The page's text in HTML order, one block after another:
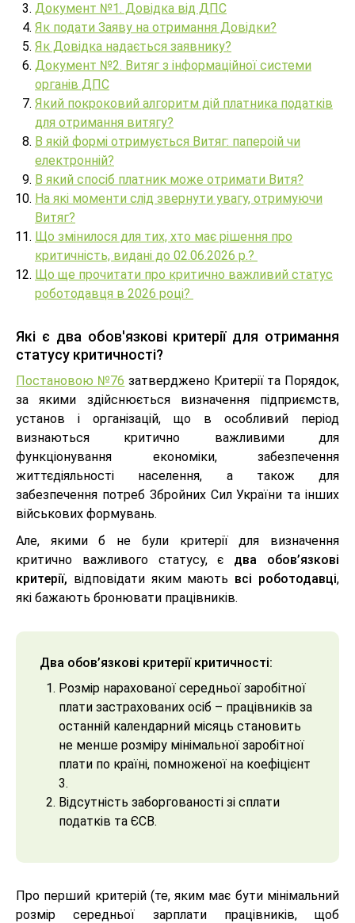
Документ №1. Довідка від ДПС
Як подати Заяву на отримання Довідки?
Як Довідка надається заявнику?
Документ №2. Витяг з інформаційної системи
органів ДПС
Який покроковий алгоритм дій платника податків
для отримання витягу?
В якій формі отримується Витяг: папероій чи
електронній?
В який спосіб платник може отримати Витя?
На які моменти слід звернути увагу, отримуючи
Витяг?
Що змінилося для тих, хто має рішення про
критичність, видані до 02.06.2026 р.?
Що ще прочитати про критично важливий статус
роботодавця в 2026 році?
Які є два обов'язкові критерії для отримання
статусу критичності?
Постановою №76 затверджено Критерії та Порядок,
за якими здійснюється визначення підприємств,
установ і організацій, що в особливий період
визнаються критично важливими для
функціонування економіки, забезпечення
життєдіяльності населення, а також для
забезпечення потреб Збройних Сил України та інших
військових формувань.
Але, якими б не були критерії для визначення
критично важливого статусу, є два обов’язкові
критерії, відповідати яким мають всі роботодавці,
які бажають бронювати працівників.
Два обов’язкові критерії критичності:
Розмір нарахованої середньої заробітної
плати застрахованих осіб – працівників за
останній календарний місяць становить
не менше розміру мінімальної заробітної
плати по країні, помноженої на коефіцієнт
3.
Відсутність заборгованості зі сплати
податків та ЄСВ.
Про перший критерій (те, яким має бути мінімальний
розмір середньої зарплати працівників, щоб